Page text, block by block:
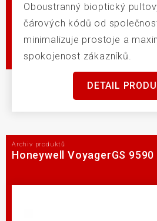
Oboustranný bioptický
čárových kódů od
minimalizuje prostoje a
spokojenost zákazníků.
DETAIL
Archiv produktů
Honeywell VoyagerGS 9590